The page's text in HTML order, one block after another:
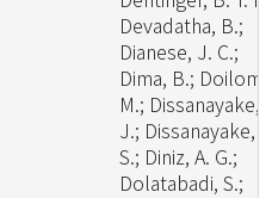
Devadatha, B.;
Dianese, J. C.;
Dima, B.; Doilom,
M.; Dissanayake,
J.; Dissanayake,
S.; Diniz, A. G.;
Dolatabadi, S.;